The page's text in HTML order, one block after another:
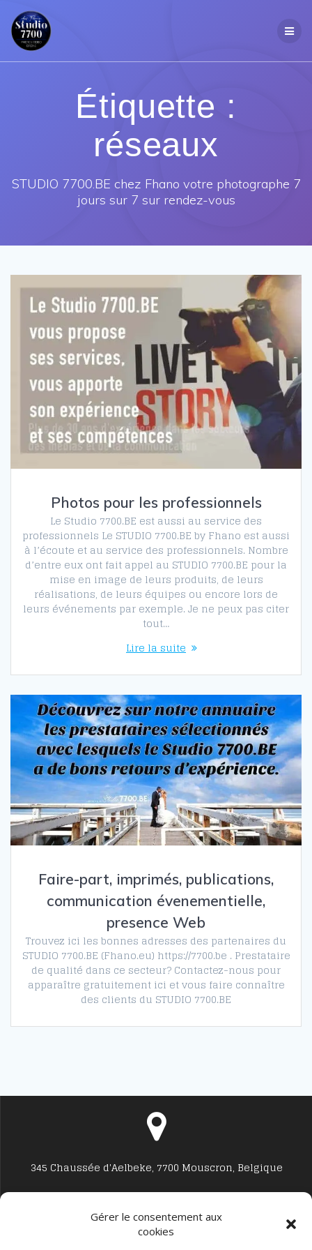
Gérer le consentement aux
cookies
Étiquette :
réseaux
STUDIO 7700.BE chez Fhano votre photographe 7
jours sur 7 sur rendez-vous
Photos pour les professionnels
Le Studio 7700.BE est aussi au service des
professionnels Le STUDIO 7700.BE by Fhano est aussi
à l’écoute et au service des professionnels. Nombre
d’entre eux ont fait appel au STUDIO 7700.BE pour la
mise en image de leurs produits, de leurs
réalisations, de leurs équipes ou encore lors de
leurs événements par exemple. Je ne peux pas citer
tout…
Lire la suite
Faire-part, imprimés, publications,
communication évenementielle,
presence Web
Trouvez ici les bonnes adresses des partenaires du
STUDIO 7700.BE (Fhano.eu) https://7700.be . Prestataire
de qualité dans ce secteur? Contactez-nous pour
apparaître gratuitement ici et vous faire connaître
des clients du STUDIO 7700.BE
345 Chaussée d'Aelbeke, 7700 Mouscron, Belgique